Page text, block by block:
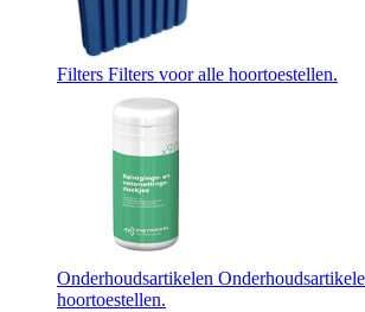
Filters Filters voor alle hoortoestellen.
Onderhoudsartikelen
hoortoestellen.